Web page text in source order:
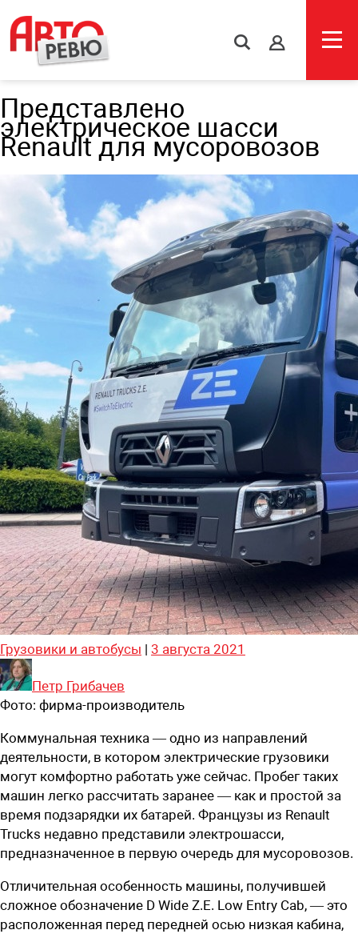
s
Представлено
электрическое шасси
Renault для мусоровозов
Грузовики и автобусы | 3 августа 2021
Петр Грибачев
Фото: фирма-производитель
Коммунальная техника — одно из направлений
деятельности, в котором электрические грузовики
могут комфортно работать уже сейчас. Пробег таких
машин легко рассчитать заранее — как и простой за
время подзарядки их батарей. Французы из Renault
Trucks недавно представили электрошасси,
предназначенное в первую очередь для мусоровозов.
Отличительная особенность машины, получившей
сложное обозначение D Wide Z.E. Low Entry Cab, — это
расположенная перед передней осью низкая кабина,